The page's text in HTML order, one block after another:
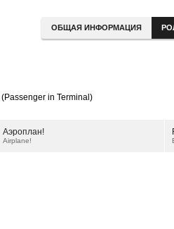
ОБЩАЯ ИНФОРМАЦИЯ
(Passenger in Terminal)
Аэроплан!
Airplane!